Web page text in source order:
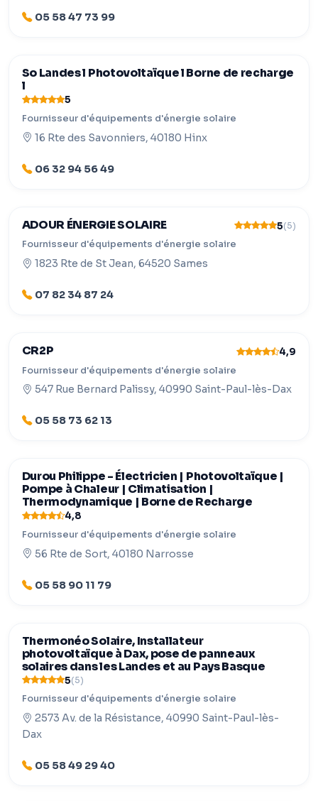
05 58 47 73 99
So Landes l Photovoltaïque l Borne de recharge
l
5
Fournisseur d'équipements d'énergie solaire
16 Rte des Savonniers, 40180 Hinx
06 32 94 56 49
ADOUR ÉNERGIE SOLAIRE 5(5)
Fournisseur d'équipements d'énergie solaire
1823 Rte de St Jean, 64520 Sames
07 82 34 87 24
CR2P 4,9
Fournisseur d'équipements d'énergie solaire
547 Rue Bernard Palissy, 40990 Saint-Paul-lès-Dax
05 58 73 62 13
Durou Philippe - Électricien | Photovoltaïque |
Pompe à Chaleur | Climatisation |
Thermodynamique | Borne de Recharge
4,8
Fournisseur d'équipements d'énergie solaire
56 Rte de Sort, 40180 Narrosse
05 58 90 11 79
Thermonéo Solaire, Installateur
photovoltaïque à Dax, pose de panneaux
solaires dans les Landes et au Pays Basque
5(5)
Fournisseur d'équipements d'énergie solaire
2573 Av. de la Résistance, 40990 Saint-Paul-lès-
Dax
05 58 49 29 40